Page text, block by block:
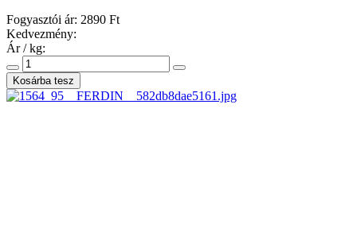
Fogyasztói ár: 2890 Ft
Kedvezmény:
Ár / kg: